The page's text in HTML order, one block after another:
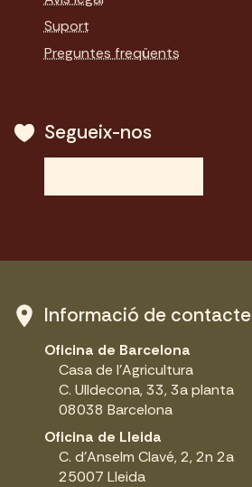
Suport
Preguntes freqüents
Segueix-nos
Informació de contacte
Oficina de Barcelona
Casa de l'Agricultura
C. Ulldecona, 33, 3a planta
08038 Barcelona
Oficina de Lleida
C. d'Anselm Clavé, 2, 2n 2a
25007 Lleida